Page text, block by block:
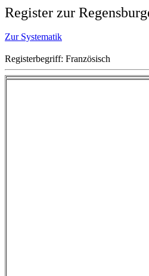
Register zur
Zur Systematik
Registerbegriff: Französisch